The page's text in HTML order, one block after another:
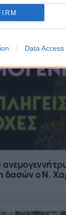
Data Access
δασών ο Ν.